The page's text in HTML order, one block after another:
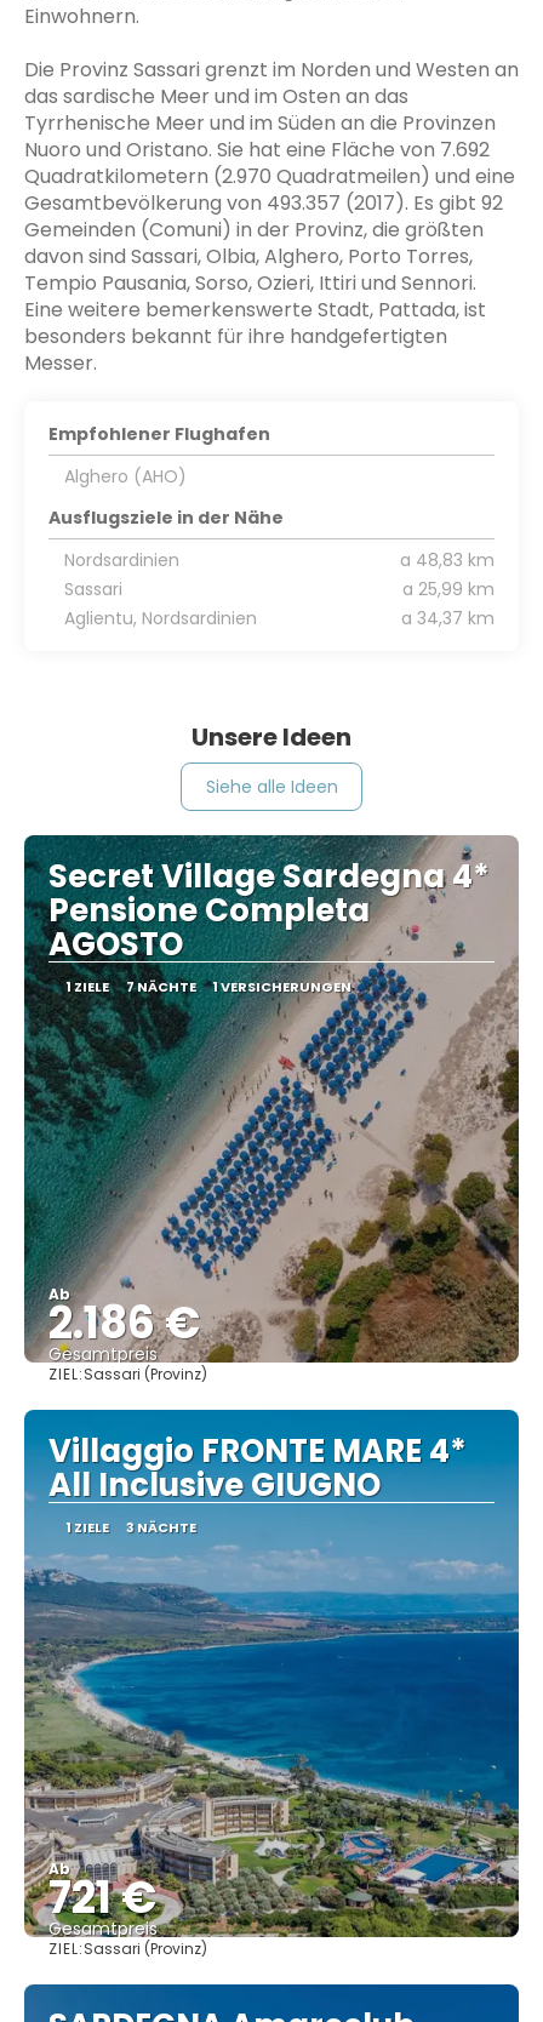
Einwohnern.
Die Provinz Sassari grenzt im Norden und Westen an
das sardische Meer und im Osten an das
Tyrrhenische Meer und im Süden an die Provinzen
Nuoro und Oristano. Sie hat eine Fläche von 7.692
Quadratkilometern (2.970 Quadratmeilen) und eine
Gesamtbevölkerung von 493.357 (2017). Es gibt 92
Gemeinden (Comuni) in der Provinz, die größten
davon sind Sassari, Olbia, Alghero, Porto Torres,
Tempio Pausania, Sorso, Ozieri, Ittiri und Sennori.
Eine weitere bemerkenswerte Stadt, Pattada, ist
besonders bekannt für ihre handgefertigten
Messer.
Empfohlener Flughafen
Alghero (AHO)
Ausflugsziele in der Nähe
Nordsardinien
a 48,83 km
Sassari
a 25,99 km
Aglientu, Nordsardinien
a 34,37 km
Unsere Ideen
Siehe alle Ideen
Secret Village Sardegna 4*
Pensione Completa
AGOSTO
1 ZIELE 7 NÄCHTE 1 VERSICHERUNGEN
Ab
2.186 €
Gesamtpreis
ZIEL:Sassari (Provinz)
Villaggio FRONTE MARE 4*
All Inclusive GIUGNO
1 ZIELE 3 NÄCHTE
Ab
721 €
Gesamtpreis
ZIEL:Sassari (Provinz)